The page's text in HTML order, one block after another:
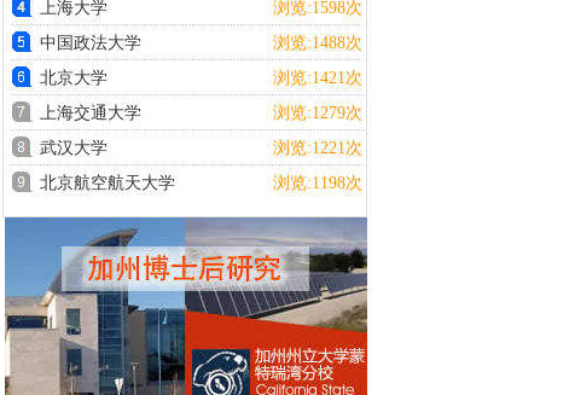
上海大学
浏览:1598次
中国政法大学
浏览:1488次
北京大学
浏览:1421次
上海交通大学
浏览:1279次
武汉大学
浏览:1221次
北京航空航天大学
浏览:1198次